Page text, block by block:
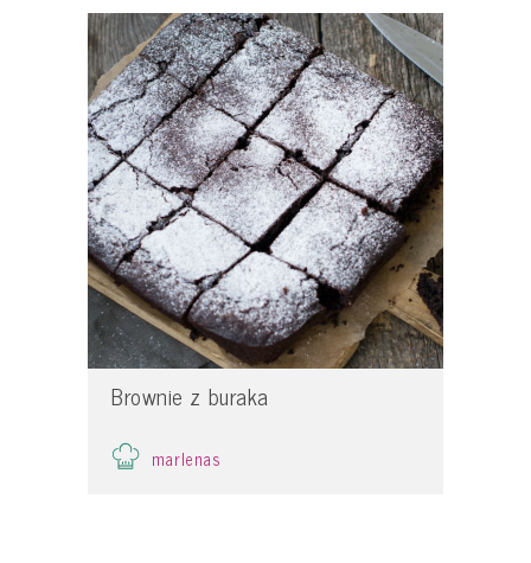
Brownie z buraka
marlenas